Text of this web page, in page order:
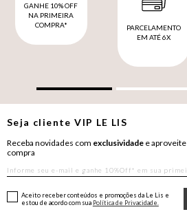
GANHE 10% OFF
NA PRIMEIRA
COMPRA*
PARCELAMENTO
EM ATÉ 6X
Seja clienteVIP LE LIS
Receba novidades com exclusividade e aproveite
compra
Aceito receber conteúdos e promoções da Le Lis e
estou de acordo com sua Política de Privacidade.